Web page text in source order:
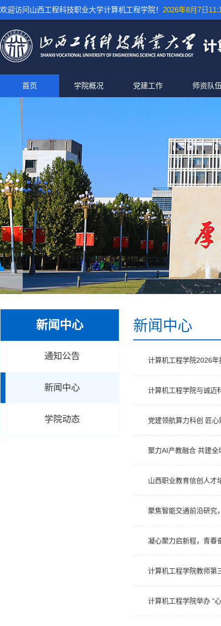
欢迎访问山西工程科技职业大学计算机工程学院！ 2026年8月7日
首页 学院概况 党建工作 师资队
新闻中心
通知公告
新闻中心
学院动态
新闻中心
计算机工程学院2026年
计算机工程学院与诚迈
党建领航算力科创 匠
聚力AI产教融合 共建
山西职业教育信创人才
聚焦智能交通前沿研
凝心聚力启新程，青
计算机工程学院教师第
计算机工程学院举办 “